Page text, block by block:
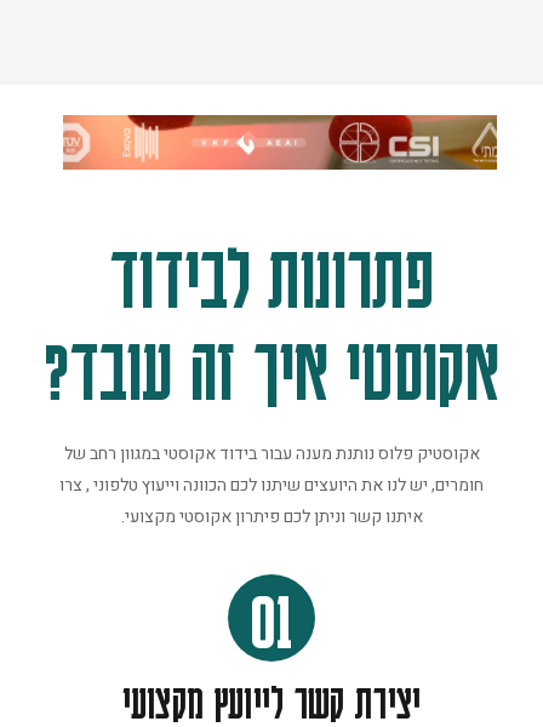
פתרונות לבידוד
אקוסטי איך זה עובד?
אקוסטיק פלוס נותנת מענה עבור בידוד אקוסטי במגוון רחב של
חומרים, יש לנו את היועצים שיתנו לכם הכוונה וייעוץ טלפוני , צרו
איתנו קשר וניתן לכם פיתרון אקוסטי מקצועי.
01
יצירת קשר לייועץ מקצועי